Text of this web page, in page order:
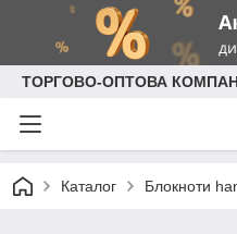
ТОРГОВО-ОПТОВА
Каталог Блокноти